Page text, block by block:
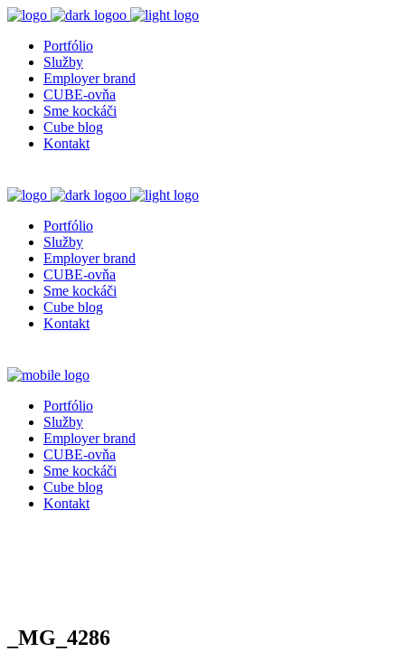
Portfólio
Služby
Employer brand
CUBE-ovňa
Sme kockáči
Cube blog
Kontakt
Portfólio
Služby
Employer brand
CUBE-ovňa
Sme kockáči
Cube blog
Kontakt
Portfólio
Služby
Employer brand
CUBE-ovňa
Sme kockáči
Cube blog
Kontakt
_MG_4286